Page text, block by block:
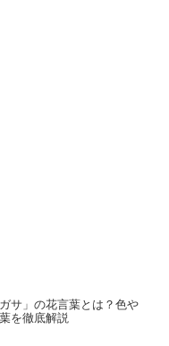
サ」の花言葉とは？色や
を徹底解説